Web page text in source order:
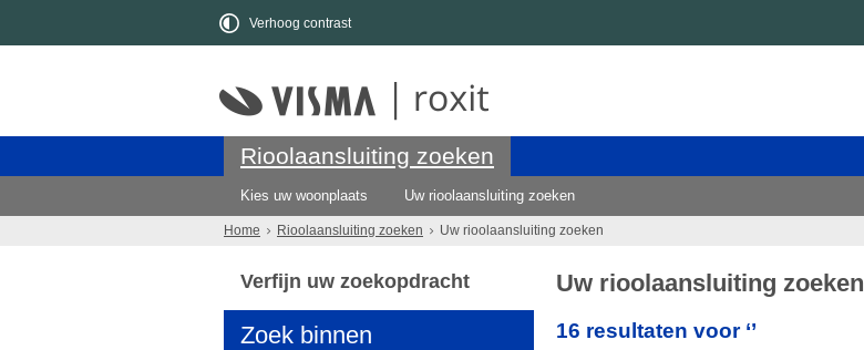
Verhoog contrast
Rioolaansluiting zoeken
Kies uw woonplaats Uw rioolaansluiting zoeken
Home Rioolaansluiting zoeken Uw rioolaansluiting zoeken
Uw rioolaansluiting zoeken
16 resultaten voor ‘’
Verfijn uw zoekopdracht
Zoek binnen